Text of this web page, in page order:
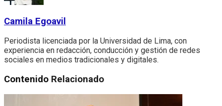
Camila Egoavil
Periodista licenciada por la Universidad de Lima, con
experiencia en redacción, conducción y gestión de redes
sociales en medios tradicionales y digitales.
Contenido Relacionado